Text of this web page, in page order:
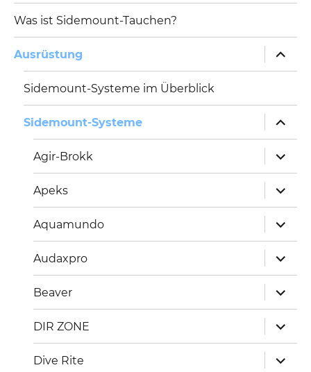
Was ist Sidemount-Tauchen?
Ausrüstung
öffnen
Sidemount-Systeme im Überblick
Sidemount-Systeme
öffnen
Agir-Brokk
öffnen
Apeks
öffnen
Aquamundo
öffnen
Audaxpro
öffnen
Beaver
öffnen
DIR ZONE
öffnen
Dive Rite
öffnen